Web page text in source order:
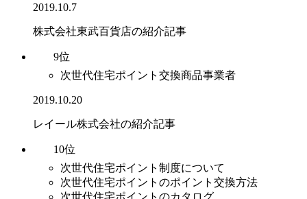
2019.10.7
株式会社東武百貨店の紹介記事
9位
次世代住宅ポイント交換商品事業者
2019.10.20
レイール株式会社の紹介記事
10位
次世代住宅ポイント制度について
次世代住宅ポイントのポイント交換方法
次世代住宅ポイントのカタログ